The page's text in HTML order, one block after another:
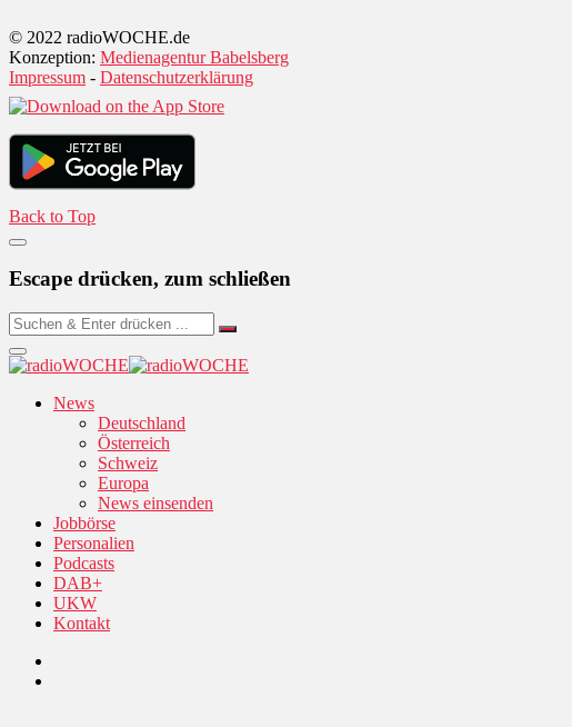
© 2022 radioWOCHE.de
Konzeption: Medienagentur Babelsberg
Impressum - Datenschutzerklärung
Back to Top
Escape drücken, zum schließen
News
Deutschland
Österreich
Schweiz
Europa
News einsenden
Jobbörse
Personalien
Podcasts
DAB+
UKW
Kontakt